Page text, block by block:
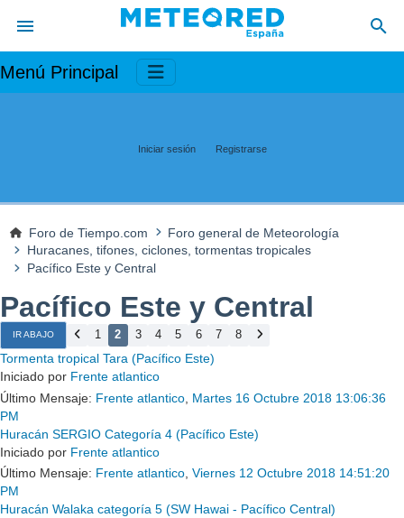
Menú Principal
Iniciar sesión Registrarse
Foro de Tiempo.com
Foro general de Meteorología
Huracanes, tifones, ciclones, tormentas tropicales
Pacífico Este y Central
Pacífico Este y Central
IR ABAJO 1 2 3 4 5 6 7 8
Tormenta tropical Tara (Pacífico Este)
Iniciado por Frente atlantico
Último Mensaje: Frente atlantico Martes 16 Octubre 2018 13:06:36
PM
Huracán SERGIO Categoría 4 (Pacífico Este)
Iniciado por Frente atlantico
Último Mensaje: Frente atlantico, Viernes 12 Octubre 2018 14:51:20
PM
Huracán Walaka categoría 5 (SW Hawai - Pacífico Central)